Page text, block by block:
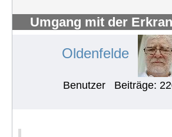
Umgang mit der
Oldenfelde
Benutzer Beiträge: